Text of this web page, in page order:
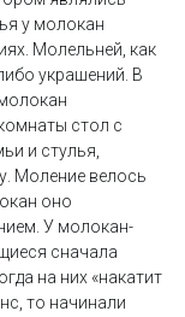
у молокан
Молельней, как
украшений. В
стол с
и стулья,
Моление велось
оно
У молокан-
сначала
на них «накатит
то начинали